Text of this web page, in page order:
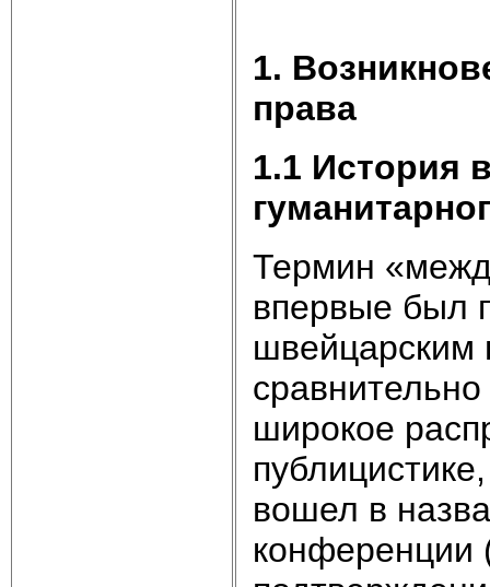
1.
права
1.1 История
Термин
впервые был
широкое
вошел в
конференции